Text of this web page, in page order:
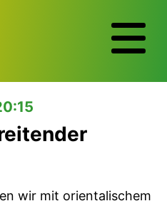
wir mit orientalischem